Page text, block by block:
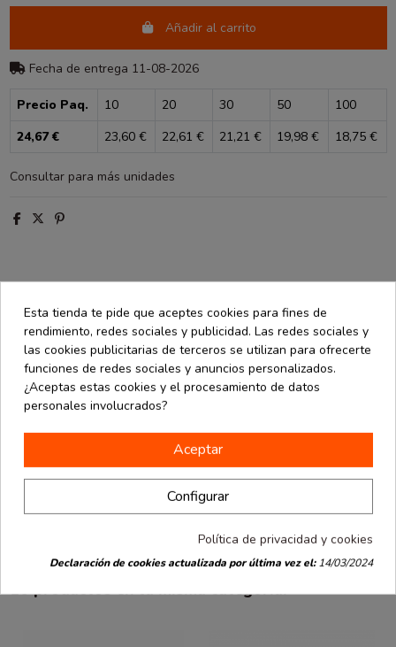
Añadir al carrito
Fecha de entrega 11-08-2026
Precio Paq. 10 20 30 50
100
24,67 €
23,60 € 22,61 € 21,21 € 19,98 € 18,75 €
Consultar para más unidades
Detalles de producto
Acerca de Calçotada & Barbacoa
Opiniones(0)
Tarrina de polipropileno con bisagras con una capacidad de 1500
ml. Las tarrinas de PP son aptas para microondas ya que, soportan
mejor las temperaturas, además también son aptas para poner en
el congelador. Un material resistente que será tu alidado para las
16 productos en la misma categoría:
Esta tienda te pide que aceptes cookies para fines de
rendimiento, redes sociales y publicidad. Las redes sociales y
las cookies publicitarias de terceros se utilizan para ofrecerte
funciones de redes sociales y anuncios personalizados.
¿Aceptas estas cookies y el procesamiento de datos
personales involucrados?
Aceptar
Configurar
Política de privacidad y cookies
Declaración de cookies actualizada por última vez el:14/03/2024